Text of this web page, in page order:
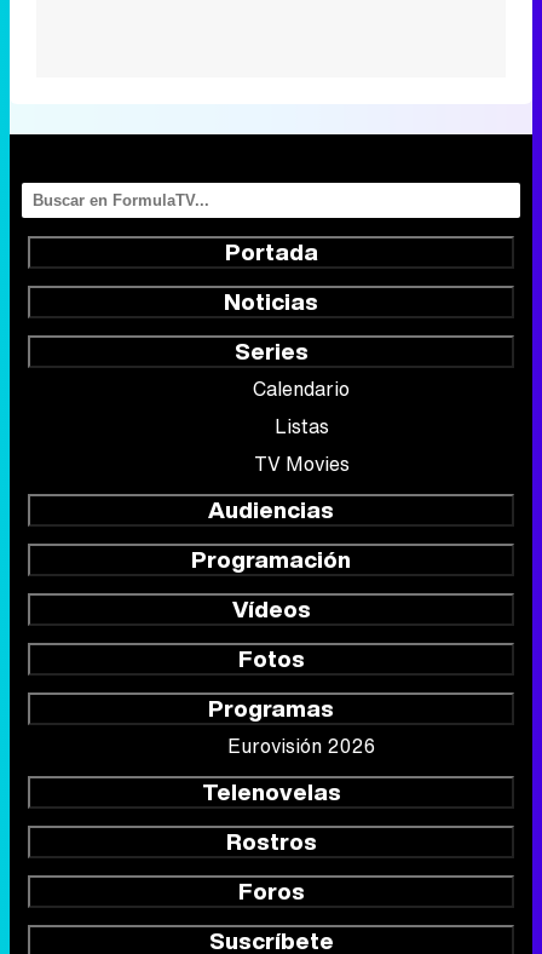
Portada
Noticias
Series
Calendario
Listas
TV Movies
Audiencias
Programación
Vídeos
Fotos
Programas
Eurovisión 2026
Telenovelas
Rostros
Foros
Suscríbete